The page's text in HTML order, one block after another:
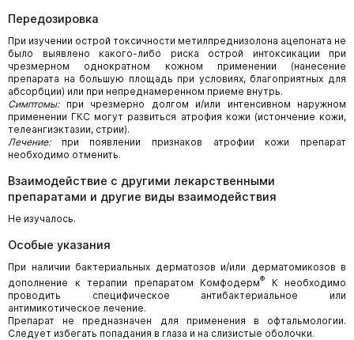
Передозировка
При изучении острой токсичности метилпреднизолона ацепоната не
было выявлено какого-либо риска острой интоксикации при
чрезмерном однократном кожном применении (нанесение
препарата на большую площадь при условиях, благоприятных для
абсорбции) или при непреднамеренном приеме внутрь.
Симптомы:при чрезмерно долгом и/или интенсивном наружном
применении ГКС могут развиться атрофия кожи (истончение кожи,
телеангиэктазии, стрии).
Лечение:при появлении признаков атрофии кожи препарат
необходимо отменить.
Взаимодействие с другими лекарственными
препаратами и другие виды взаимодействия
Не изучалось.
Особые указания
При наличии бактериальных дерматозов и/или дерматомикозов в
дополнение к терапии препаратом Комфодерм®
К необходимо
проводить специфическое антибактериальное или
антимикотическое лечение.
Препарат не предназначен для применения в офтальмологии.
Следует избегать попадания в глаза и на слизистые оболочки.